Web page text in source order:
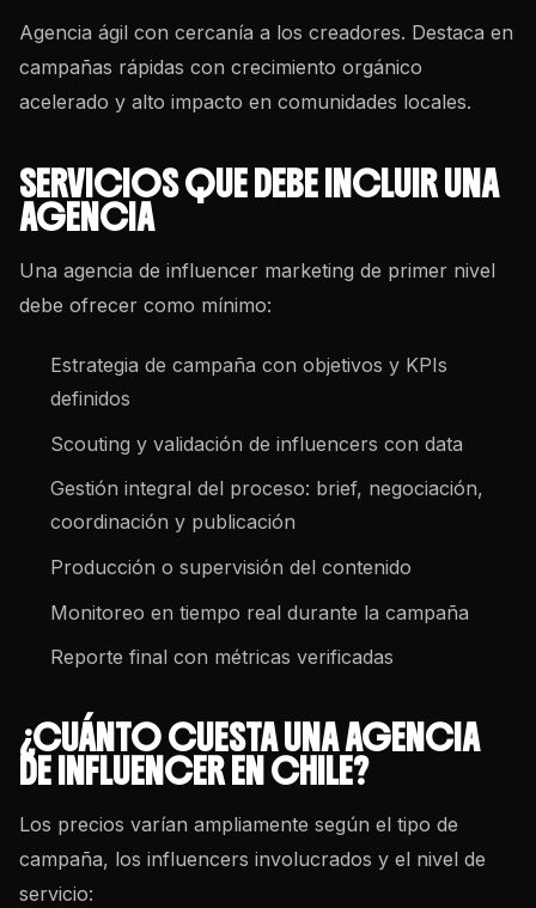
Agencia ágil con cercanía a los creadores. Destaca en
campañas rápidas con crecimiento orgánico
acelerado y alto impacto en comunidades locales.
SERVICIOS QUE DEBE INCLUIR UNA
AGENCIA
Una agencia de influencer marketing de primer nivel
debe ofrecer como mínimo:
Estrategia de campaña con objetivos y KPIs
definidos
Scouting y validación de influencers con data
Gestión integral del proceso: brief, negociación,
coordinación y publicación
Producción o supervisión del contenido
Monitoreo en tiempo real durante la campaña
Reporte final con métricas verificadas
¿CUÁNTO CUESTA UNA AGENCIA
DE INFLUENCER EN CHILE?
Los precios varían ampliamente según el tipo de
campaña, los influencers involucrados y el nivel de
servicio: